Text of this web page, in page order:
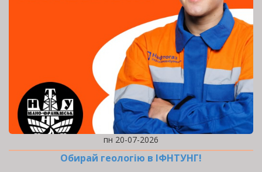
пн 20-07-2026
Обирай геологію в ІФНТУНГ!